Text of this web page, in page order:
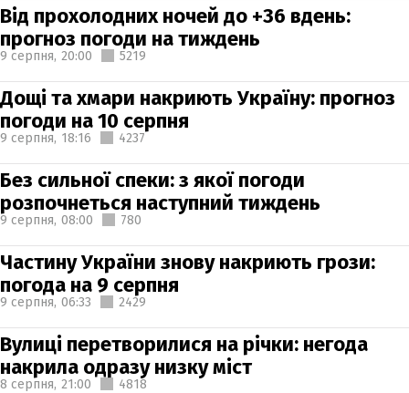
Від прохолодних ночей до +36 вдень:
прогноз погоди на тиждень
9 серпня, 20:00 5219
Дощі та хмари накриють Україну: прогноз
погоди на 10 серпня
9 серпня, 18:16 4237
Без сильної спеки: з якої погоди
розпочнеться наступний тиждень
9 серпня, 08:00 780
Частину України знову накриють грози:
погода на 9 серпня
9 серпня, 06:33 2429
Вулиці перетворилися на річки: негода
накрила одразу низку міст
8 серпня, 21:00 4818